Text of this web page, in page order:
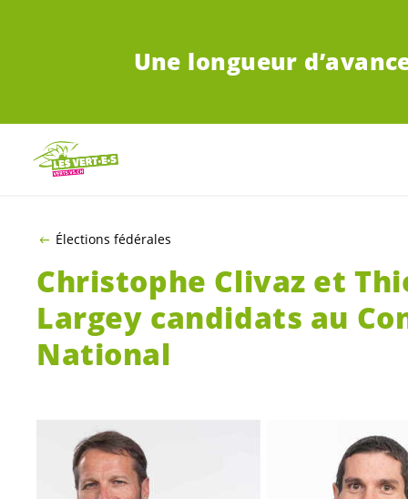
Une longueur
Élections fédérales
Christophe Clivaz et
Largey candidats au
National